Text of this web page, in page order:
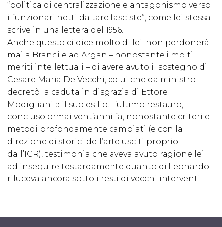
“politica di centralizzazione e antagonismo verso
i funzionari netti da tare fasciste”, come lei stessa
scrive in una lettera del 1956.
Anche questo ci dice molto di lei: non perdonerà
mai a Brandi e ad Argan – nonostante i molti
meriti intellettuali – di avere avuto il sostegno di
Cesare Maria De Vecchi, colui che da ministro
decretò la caduta in disgrazia di Ettore
Modigliani e il suo esilio. L’ultimo restauro,
concluso ormai vent’anni fa, nonostante criteri e
metodi profondamente cambiati (e con la
direzione di storici dell’arte usciti proprio
dall’ICR), testimonia che aveva avuto ragione lei
ad inseguire testardamente quanto di Leonardo
riluceva ancora sotto i resti di vecchi interventi.